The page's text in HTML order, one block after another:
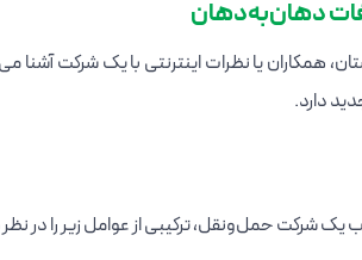
همکاران یا نظرات اینترنتی با یک شرکت آشنا
دارد.
یک شرکت حمل‌ونقل، ترکیبی از عوامل زیر را در